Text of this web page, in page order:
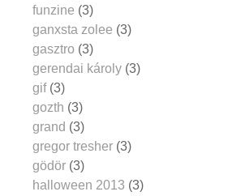
funzine (3)
ganxsta zolee (3)
gasztro (3)
gerendai károly (3)
gif (3)
gozth (3)
grand (3)
gregor tresher (3)
gödör (3)
halloween 2013 (3)